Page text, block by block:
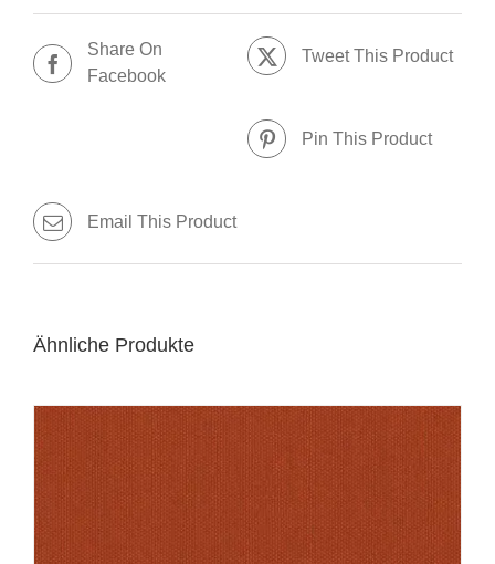
Share On
Facebook
Tweet This Product
Pin This Product
Email This Product
Ähnliche Produkte